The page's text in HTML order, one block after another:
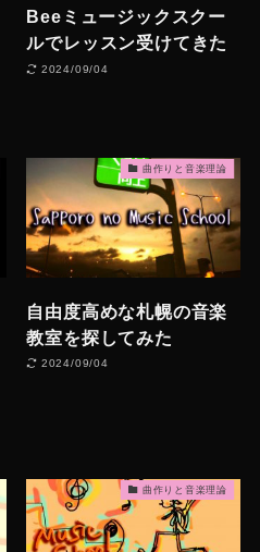
Beeミュージックスクー
ルでレッスン受けてきた
2024/09/04
曲作りと音楽理論
自由度高めな札幌の音楽
教室を探してみた
2024/09/04
曲作りと音楽理論